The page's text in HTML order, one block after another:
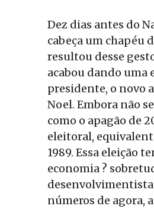
Dez dias antes do
cabeça um chapéu
resultou desse
acabou dando uma
presidente, o novo
Noel. Embora não
como o apagão de
eleitoral,
1989. Essa eleição
economia ?
números de agora,